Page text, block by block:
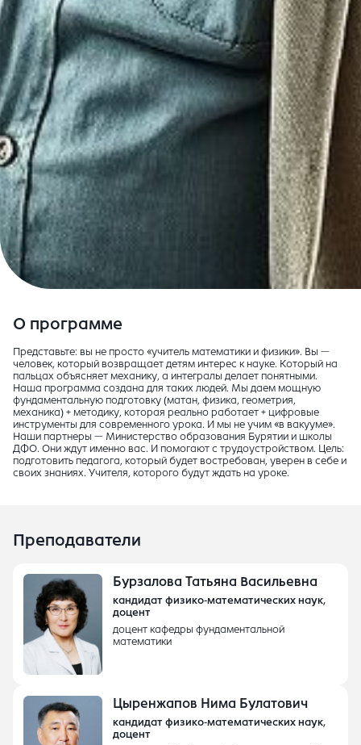
О программе
Представьте: вы не просто «учитель математики и физики». Вы —
человек, который возвращает детям интерес к науке. Который на
пальцах объясняет механику, а интегралы делает понятными.
Наша программа создана для таких людей. Мы даем мощную
фундаментальную подготовку (матан, физика, геометрия,
механика) + методику, которая реально работает + цифровые
инструменты для современного урока. И мы не учим «в вакууме».
Наши партнеры — Министерство образования Бурятии и школы
ДФО. Они ждут именно вас. И помогают с трудоустройством. Цель:
подготовить педагога, который будет востребован, уверен в себе и
своих знаниях. Учителя, которого будут ждать на уроке.
Преподаватели
Бурзалова Татьяна Васильевна
кандидат физико-математических наук,
доцент
доцент кафедры фундаментальной
математики
Цыренжапов Нима Булатович
кандидат физико-математических наук,
доцент